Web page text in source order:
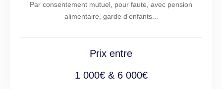
Par consentement mutuel, pour faute, avec pension
alimentaire, garde d'enfants...
Prix entre
1 000€ & 6 000€